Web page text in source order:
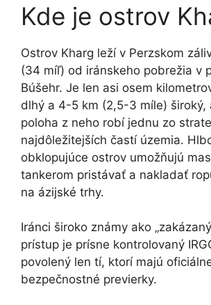
Kde je ostrov
Ostrov Kharg leží v Perzskom
(34 míľ) od iránskeho pobrežia v
Búšehr. Je len asi osem
dlhý a 4-5 km (2,5-3 míle) široký,
poloha z neho robí jednu zo
najdôležitejších častí územia.
obklopujúce ostrov umožňujú
tankerom pristávať a nakladať
na ázijské trhy.
Iránci široko známy ako
prístup je prísne kontrolovaný
povolený len tí, ktorí majú
bezpečnostné previerky.